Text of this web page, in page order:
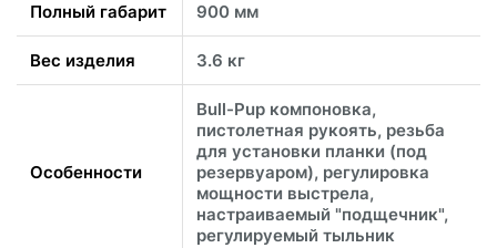
Полный габарит 900 мм
Вес изделия 3.6 кг
Особенности
Bull-Pup компоновка,
пистолетная рукоять, резьба
для установки планки (под
резервуаром), регулировка
мощности выстрела,
настраиваемый "подщечник",
регулируемый тыльник